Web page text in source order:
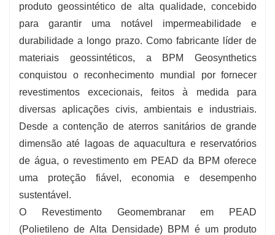
100% virgem para resistência, flexibilidade e
impermeabilidade.
Longa vida útil– Resistente aos raios UV e a
produtos químicos, durando mais de 30 anos.
Custo-benefício– Fácil de instalar, baixa
manutenção, custos de ciclo de vida reduzidos.
Opções flexíveis
– Liso ou texturado, com mais
de uma espessura, tamanhos de rolos
personalizados.
Especialização em Geossintéticos BPM
Décadas de utilização de geossintéticos com
produtos fiáveis ​​e suporte técnico completo.
produto geossintético de alta qualidade, concebido
para garantir uma notável impermeabilidade e
durabilidade a longo prazo. Como fabricante líder de
materiais geossintéticos, a BPM Geosynthetics
conquistou o reconhecimento mundial por fornecer
revestimentos excecionais, feitos à medida para
diversas aplicações civis, ambientais e industriais.
Desde a contenção de aterros sanitários de grande
dimensão até lagoas de aquacultura e reservatórios
de água, o revestimento em PEAD da BPM oferece
uma proteção fiável, economia e desempenho
sustentável.
O Revestimento Geomembranar em PEAD
(Polietileno de Alta Densidade) BPM é um produto